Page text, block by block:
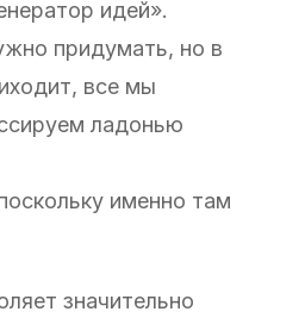
идей».
придумать, но в
все мы
ладонью
именно там
значительно